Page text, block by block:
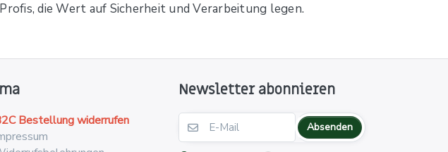
die Wert auf Sicherheit und Verarbeitung legen.
Bestellung widerrufen
Newsletter abonnieren
Absenden